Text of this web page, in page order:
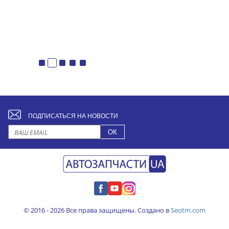
ПОДПИСАТЬСЯ НА НОВОСТИ
© 2016 - 2026 Все права защищены. Создано вSeotm.com